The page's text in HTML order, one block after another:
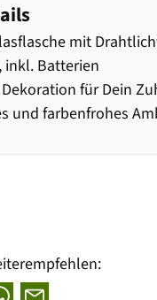
mit
inkl. Batterien
für Dein
und farbenfrohes